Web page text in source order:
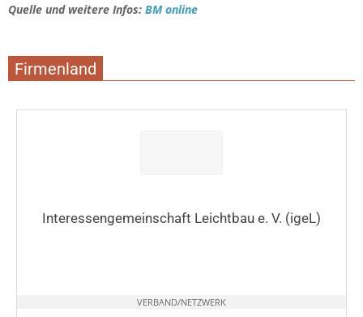
Quelle und weitere Infos: BM online
Firmenland
Interessengemeinschaft Leichtbau e. V. (igeL)
VERBAND/NETZWERK